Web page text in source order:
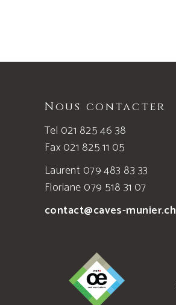
Nous contacter
Tel 021 825 46 38
Fax 021 825 11 05
Laurent 079 483 83 33
Floriane 079 518 31 07
contact@caves-munier.ch